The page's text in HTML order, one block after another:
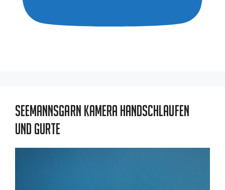
Seemannsgarn Kamera Handschlaufen
und Gurte